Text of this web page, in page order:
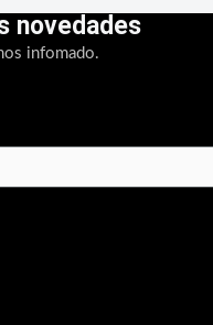
novedades
infomado.